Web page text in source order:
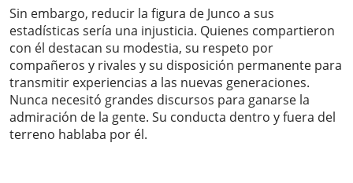
Sin embargo, reducir la figura de Junco a sus
estadísticas sería una injusticia. Quienes compartieron
con él destacan su modestia, su respeto por
compañeros y rivales y su disposición permanente para
transmitir experiencias a las nuevas generaciones.
Nunca necesitó grandes discursos para ganarse la
admiración de la gente. Su conducta dentro y fuera del
terreno hablaba por él.